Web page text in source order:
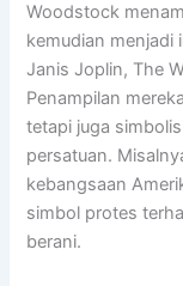
Woodstock
kemudian menjadi
Janis Joplin, The
Penampilan
tetapi juga
persatuan.
kebangsaan
simbol protes
berani.